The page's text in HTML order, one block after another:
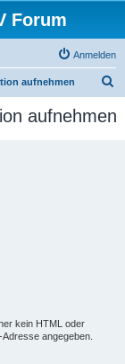
Forum
Anmelden
aufnehmen
c
aufnehmen
kein HTML oder
angegeben.